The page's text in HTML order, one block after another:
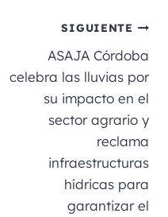
p
a
rt
ir
SIGUIENTE
ASAJA Córdoba
celebra las lluvias por
su impacto en el
sector agrario y
reclama
infraestructuras
hídricas para
garantizar el